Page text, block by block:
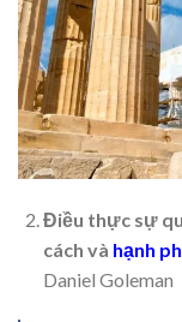
Điều thực sự
cách và hạnh
Daniel Goleman